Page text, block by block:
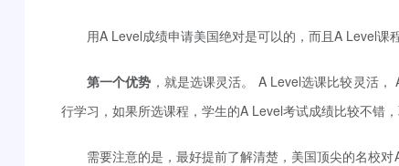
用A Level成绩申请美国绝对是可以的，而且A Level课
第一个优势 ，就是选课灵活。 A Level选课比较灵活
行学习，如果所选课程，学生的A Level考试成绩比较不错
需要注意的是，最好提前了解清楚，美国顶尖的名校